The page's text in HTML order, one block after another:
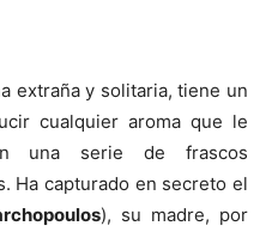
extraña y solitaria, tiene un
cualquier aroma que le
una serie de frascos
Ha capturado en secreto el
), su madre, por